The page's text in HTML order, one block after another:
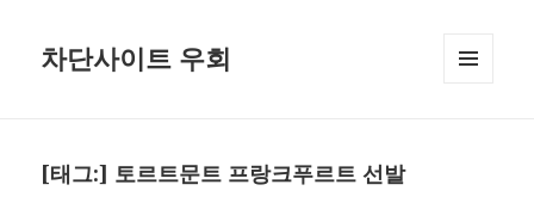
차단사이트 우회
[태그:] 토르트문트 프랑크푸르트 선발